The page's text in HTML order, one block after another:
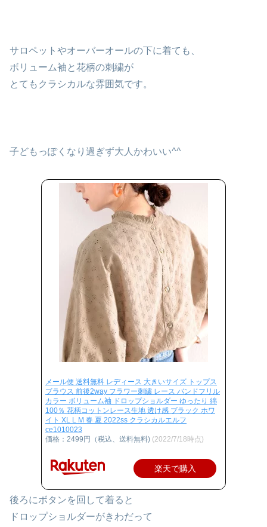
サロペットやオーバーオールの下に着ても、
ボリューム袖と花柄の刺繍が
とてもクラシカルな雰囲気です。
子どもっぽくなり過ぎず大人かわいい^^
メール便 送料無料 レディース 大きいサイズ トップス
ブラウス 前後2way フラワー刺繍 レース バンドフリル
カラー ボリューム袖 ドロップショルダー ゆったり 綿
100％ 花柄コットンレース生地 透け感 ブラック ホワ
イト XL L M 春 夏 2022ss クラシカルエルフ
ce1010023
価格：2499円（税込、送料無料) (2022/7/18時点)
楽天で購入
後ろにボタンを回して着ると
ドロップショルダーがきわだって